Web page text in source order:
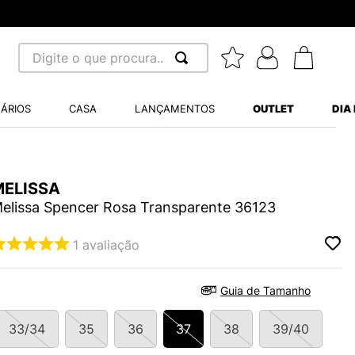
Digite o que procura...
CASA LANÇAMENTOS OUTLET DIA
Spencer Rosa Transparente 36123
1 avaliação
Guia de Tamanho
33/34 35 36 37 38 39/40
BALANCE 530
VANS ULTRARANGE